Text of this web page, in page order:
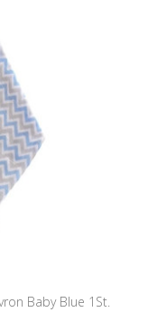
Baby Blue 1St.